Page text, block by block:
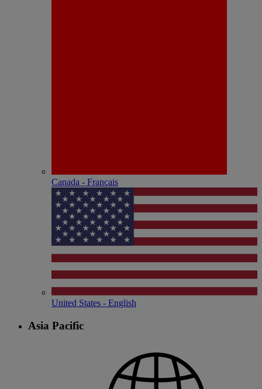
Canada - Français
United States - English
Asia Pacific